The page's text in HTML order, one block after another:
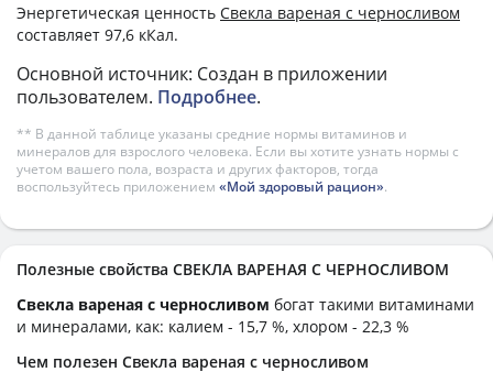
Энергетическая ценность Свекла вареная с черносливом
составляет 97,6 кКал.
Основной источник: Создан в приложении
пользователем. Подробнее.
** В данной таблице указаны средние нормы витаминов и
минералов для взрослого человека. Если вы хотите узнать нормы с
учетом вашего пола, возраста и других факторов, тогда
воспользуйтесь приложением «Мой здоровый рацион».
Полезные свойства СВЕКЛА ВАРЕНАЯ С ЧЕРНОСЛИВОМ
Свекла вареная с черносливом богат такими витаминами
и минералами, как: калием - 15,7 %, хлором - 22,3 %
Чем полезен Свекла вареная с черносливом